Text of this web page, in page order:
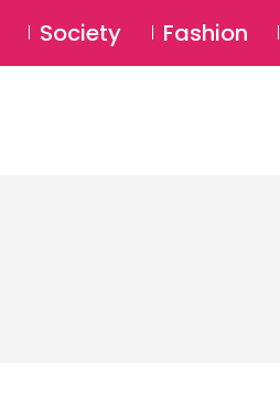
SUBSCRIBE Login
Society Fashion